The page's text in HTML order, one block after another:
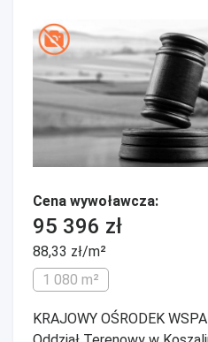
Cena wywoławcza:
95 396 zł
88,33 zł/m²
1 080 m²
KRAJOWY OŚRODEK